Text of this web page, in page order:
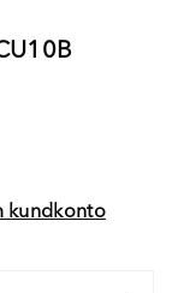
kundkonto